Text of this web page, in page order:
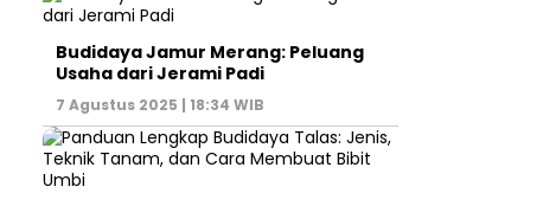
Budidaya Jamur Merang: Peluang
Usaha dari Jerami Padi
7 Agustus 2025 | 18:34 WIB